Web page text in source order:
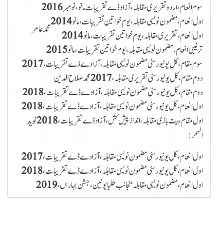
سوم انعام ،اردو تقریری مقابلہ، آزاد ڈے تقریبات مانو،نومبر2016
اول انعام، مضمون نویسی مقابلہ ، یوم خواتین تقریبات، مانو2014
اول انعام، تقریری مقابلہ ، یوم خواتین تقریبات، مانو2014
ترغیبی انعام، مضمون نویسی مقابلہ ، یوم خواتین تقریبات، مانو2015
محمدعامر
سوم مقام ، کل یونیورسٹی مضمون نویسی مقابلہ، آزادے ڈے تقریبات،
دوم مقام، کل یونیورسٹی تقریری مقابلہ،
دوم مقام ، کل یونیورسٹی مضمون نویسی مقابلہ، آزادے ڈے تقریبات،2018
محمد صلاح الدین
اول انعام ، کل یونیورسٹی مضمون نویسی مقابلہ، آزادے ڈے تقریبات،2018
اول مقام، بیت بازی مقابلہ، انداز پیش کش، آزاد ڈے تقریبات،2018نوید
السحر:
اول انعام ، کل یونیورسٹی مضمون نویسی مقابلہ، آزادے ڈے تقریبات،2017
اول انعام ، کل یونیورسٹی مضمون نویسی مقابلہ، آزادے ڈے تقریبات،2018
اول انعام، مضمون نویسی مقابلہ منجانب طلبا یونین، جشن بہاراں،